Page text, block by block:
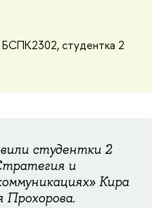
БСПК2302, студентка 2
студентки 2
и
Кира